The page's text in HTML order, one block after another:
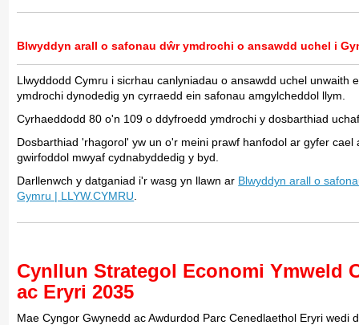
Blwyddyn arall o safonau dŵr ymdrochi o ansawdd uchel i
Llwyddodd Cymru i sicrhau canlyniadau o ansawdd uchel unwaith
ymdrochi dynodedig yn cyrraedd ein safonau amgylcheddol llym.
Cyrhaeddodd 80 o'n 109 o ddyfroedd ymdrochi y dosbarthiad
Dosbarthiad 'rhagorol' yw un o'r meini prawf hanfodol ar gyfer
gwirfoddol mwyaf cydnabyddedig y byd.
Darllenwch y datganiad i'r wasg yn llawn ar Blwyddyn arall o
Gymru | LLYW.CYMRU
Cynllun Strategol Economi Ymweld
ac Eryri 2035
Mae Cyngor Gwynedd ac Awdurdod Parc Cenedlaethol Eryri wedi